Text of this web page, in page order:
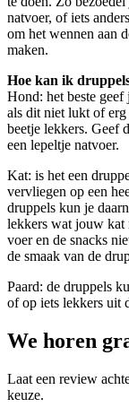
natvoer, of iets
om het wennen aan
maken.
Hoe kan ik
Hond: het beste geef
als dit niet lukt of erg
beetje lekkers. Geef
een lepeltje natvoer.
Kat: is het een
vervliegen op een
druppels kun je
lekkers wat jouw kat
voer en de snacks
de smaak van de
Paard: de druppels
of op iets lekkers uit
We horen
Laat een review
keuze.